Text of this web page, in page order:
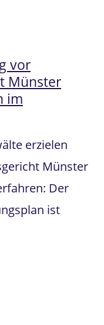
vor
Münster
im
erzielen
Münster
Der
ist